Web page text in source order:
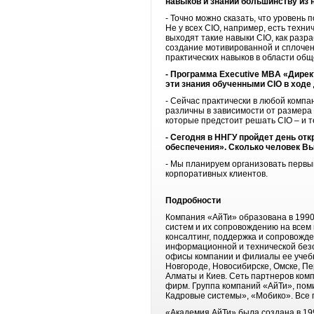
- Точно можно сказать, что уровень
Не у всех CIO, например, есть
выходят такие навыки CIO, как
создание мотивированной и
практических навыков в области
- Программа Executive MBA
эти знания обученными CIO в
- Сейчас практически в любой
различны в зависимости от
которые предстоит решать CIO – и
- Сегодня в ННГУ пройдет день
обеспечения». Сколько человек
- Мы планируем организовать
корпоративных клиентов.
Подробности
Компания «АйТи» образована в
систем и их сопровождению на
консалтинг, поддержка и
информационной и технической
офисы компании и филиалы ее
Новгороде, Новосибирске, Омске,
Алматы и Киев. Сеть партнеров
фирм. Группа компаний «АйТи»,
Кадровые системы», «Мобико». Все